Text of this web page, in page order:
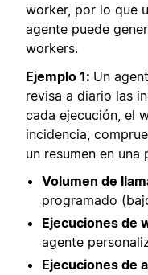
worker, por lo que
agente puede
workers.
Ejemplo 1: Un
revisa a diario las
cada ejecución, el
incidencia,
un resumen en
Volumen de
programado
Ejecuciones de
agente
Ejecuciones de